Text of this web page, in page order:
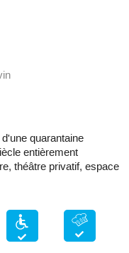
quarantaine
entièrement
théâtre privatif, espace